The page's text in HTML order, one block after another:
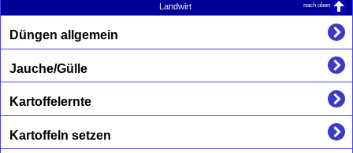
Landwirt nach oben
Düngen allgemein
Jauche/Gülle
Kartoffelernte
Kartoffeln setzen